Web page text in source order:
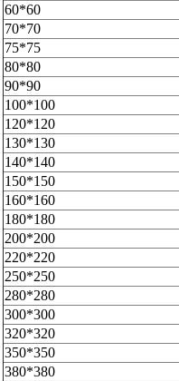
60*60
70*70
75*75
80*80
90*90
100*100
120*120
130*130
140*140
150*150
160*160
180*180
200*200
220*220
250*250
280*280
300*300
320*320
350*350
380*380